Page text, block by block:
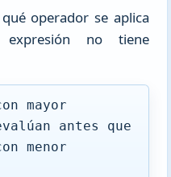
operador se aplica
no tiene
mayor
antes que
menor